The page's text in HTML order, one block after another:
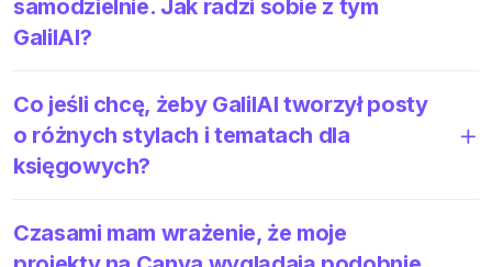
samodzielnie. Jak radzi sobie z tym
GalilAI?
Co jeśli chcę, żeby GalilAI tworzył posty
o różnych stylach i tematach dla
księgowych?
Czasami mam wrażenie, że moje